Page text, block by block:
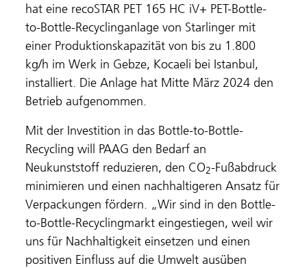
hat eine recoSTAR PET 165 HC iV+ PET-Bottle-
to-Bottle-Recyclinganlage von Starlinger mit
einer Produktionskapazität von bis zu 1.800
kg/h im Werk in Gebze, Kocaeli bei Istanbul,
installiert. Die Anlage hat Mitte März 2024 den
Betrieb aufgenommen.
Mit der Investition in das Bottle-to-Bottle-
Recycling will PAAG den Bedarf an
Neukunststoff reduzieren, den CO2-Fußabdruck
minimieren und einen nachhaltigeren Ansatz für
Verpackungen fördern. „Wir sind in den Bottle-
to-Bottle-Recyclingmarkt eingestiegen, weil wir
uns für Nachhaltigkeit einsetzen und einen
positiven Einfluss auf die Umwelt ausüben